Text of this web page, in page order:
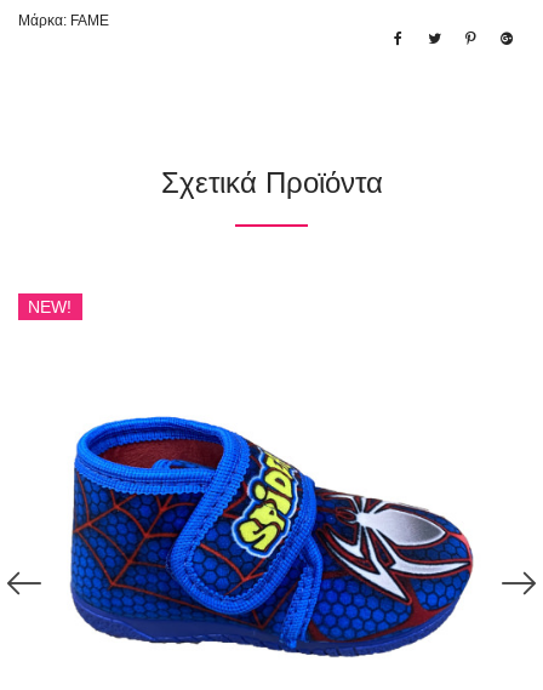
Μάρκα: FAME
Σχετικά Προϊόντα
NEW!